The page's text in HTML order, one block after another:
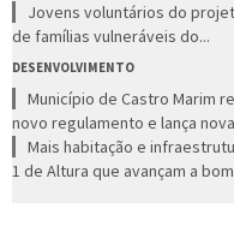
Jovens voluntários do
de famílias vulneráveis do...
DESENVOLVIMENTO
Município de Castro Marim
novo regulamento e lança
Mais habitação e
1 de Altura que avançam a